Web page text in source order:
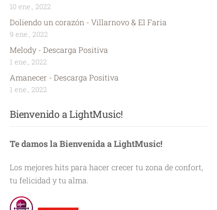
10 ene., 2022
Doliendo un corazón - Villarnovo & El Faria
9 ene., 2022
Melody - Descarga Positiva
1 ene., 2022
Amanecer - Descarga Positiva
1 ene., 2022
Bienvenido a LightMusic!
Te damos la Bienvenida a LightMusic!
Los mejores hits para hacer crecer tu zona de confort,
tu felicidad y tu alma.